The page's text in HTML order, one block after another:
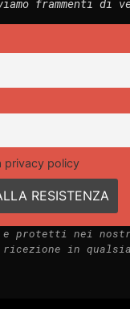
frammenti di
privacy policy
nei nostri
in